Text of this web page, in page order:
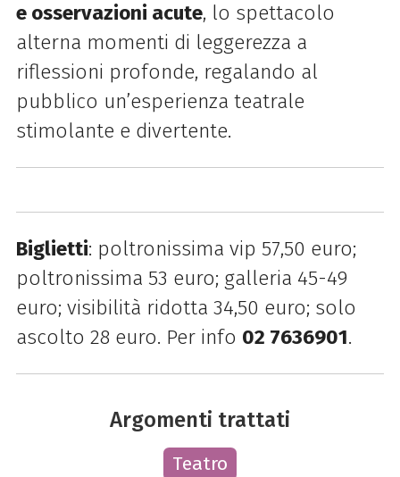
e osservazioni acute, lo spettacolo
alterna momenti di leggerezza a
riflessioni profonde, regalando al
pubblico un’esperienza teatrale
stimolante e divertente.
Biglietti: poltronissima vip 57,50 euro;
poltronissima 53 euro; galleria 45-49
euro; visibilità ridotta 34,50 euro; solo
ascolto 28 euro. Per info 02 7636901.
Argomenti trattati
Teatro